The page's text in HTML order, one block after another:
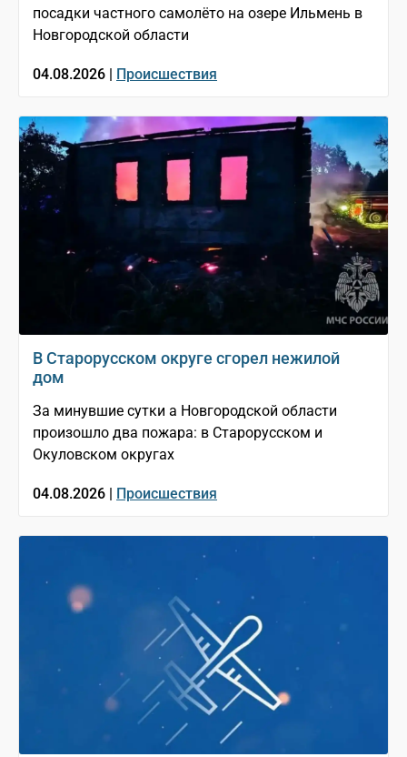
посадки частного самолёто на озере Ильмень в
Новгородской области
04.08.2026 | Происшествия
В Старорусском округе сгорел нежилой
дом
За минувшие сутки а Новгородской области
произошло два пожара: в Старорусском и
Окуловском округах
04.08.2026 | Происшествия